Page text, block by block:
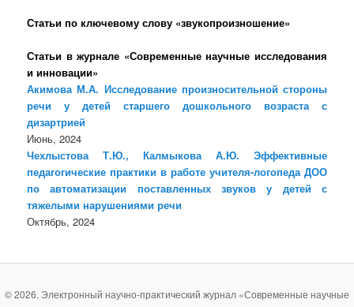
Статьи по ключевому слову «звукопроизношение»
Статьи в журнале «Современные научные исследования
и инновации»
Акимова М.А. Исследование произносительной стороны
речи у детей старшего дошкольного возраста с
дизартрией
Июнь, 2024
Чехлыстова Т.Ю., Калмыкова А.Ю. Эффективные
педагогические практики в работе учителя-логопеда ДОО
по автоматизации поставленных звуков у детей с
тяжелыми нарушениями речи
Октябрь, 2024
© 2026. Электронный научно-практический журнал «Современные научные